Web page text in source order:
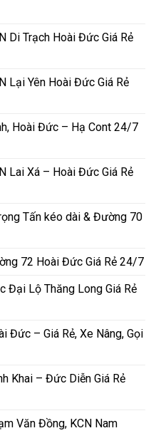
Di Trạch Hoài Đức Giá Rẻ
Lại Yên Hoài Đức Giá Rẻ
Hoài Đức – Hạ Cont 24/7
Lai Xá – Hoài Đức Giá Rẻ
Tấn kéo dài & Đường 70
72 Hoài Đức Giá Rẻ 24/7
Đại Lộ Thăng Long Giá Rẻ
Đức – Giá Rẻ, Xe Nâng, Gọi
Khai – Đức Diễn Giá Rẻ
Văn Đồng, KCN Nam